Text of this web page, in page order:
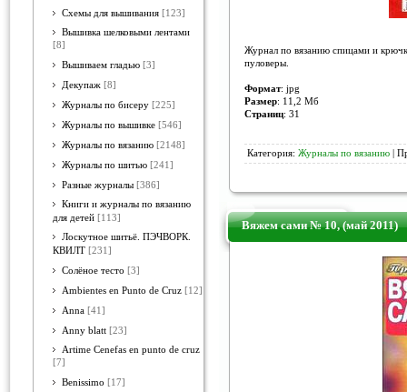
Схемы для вышивания [123]
Вышивка шелковыми лентами
[8]
Вышиваем гладью [3]
Декупаж [8]
Журналы по бисеру [225]
Журналы по вышивке [546]
Журналы по вязанию [2148]
Журналы по шитью [241]
Разные журналы [386]
Книги и журналы по вязанию
для детей [113]
Лоскутное шитьё. ПЭЧВОРК.
КВИЛТ [231]
Солёное тесто [3]
Ambientes en Punto de Cruz [12]
Anna [41]
Anny blatt [23]
Artime Cenefas en punto de cruz
[7]
Benissimo [17]
Журнал по вязанию спицами и
пуловеры.
Формат: jpg
Размер: 11,2 Мб
Страниц: 31
Категория: Журналы по вязанию |
Вяжем сами № 10, (май 2011)